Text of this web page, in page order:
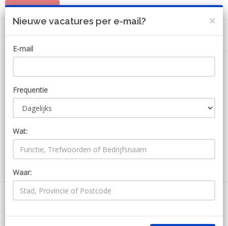
PLAATS JOB MIJN ACCOUNT
ZOEKEN
0 Jobs bij Ej-Bos-Diervoeding
×
Nieuwe vacatures per e-mail?
E-mail
Frequentie
Wat:
Waar: